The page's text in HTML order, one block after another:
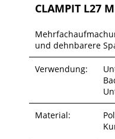
CLAMPIT L27 M
und dehnbarere
Verwendung:
Material: